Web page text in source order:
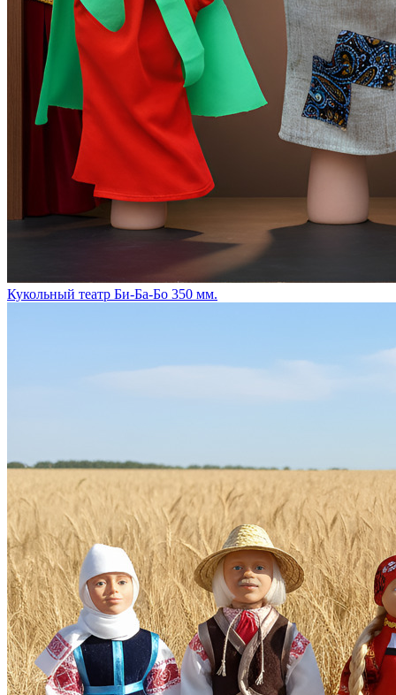
Кукольный театр Би-Ба-Бо 350 мм.